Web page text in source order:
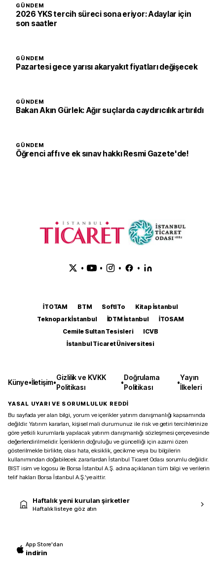
GÜNDEM
2026 YKS tercih süreci sona eriyor: Adaylar için
son saatler
GÜNDEM
Pazartesi gece yarısı akaryakıt fiyatları değişecek
GÜNDEM
Bakan Akın Gürlek: Ağır suçlarda caydırıcılık artırıldı
GÜNDEM
Öğrenci affı ve ek sınav hakkı Resmi Gazete'de!
• • • •
İTOTAM BTM SoftITo
Kitap İstanbul
Teknopark İstanbul
İDTM İstanbul
İTOSAM
Cemile Sultan Tesisleri
ICVB
İstanbul Ticaret Üniversitesi
Künye•İletişim•
Gizlilik ve KVKK
Politikası
•
Doğrulama
Politikası
•
Yayın
İlkeleri
YASAL UYARI VE SORUMLULUK REDDİ
Bu sayfada yer alan bilgi, yorum ve içerikler yatırım danışmanlığı kapsamında
değildir. Yatırım kararları, kişisel mali durumunuz ile risk ve getiri tercihlerinize
göre yetkili kurumlarla yapılacak yatırım danışmanlığı sözleşmesi çerçevesinde
değerlendirilmelidir. İçeriklerin doğruluğu ve güncelliği için azami özen
gösterilmekle birlikte, olası hata, eksiklik, gecikme veya bu bilgilerin
kullanımından doğabilecek zararlardan İstanbul Ticaret Odası sorumlu değildir.
BIST isim ve logosu ile Borsa İstanbul A.Ş. adına açıklanan tüm bilgi ve verilerin
telif hakları Borsa İstanbul A.Ş.’ye aittir.
Haftalık yeni kurulan şirketler
Haftalık listeye göz atın
App Store'dan
indirin